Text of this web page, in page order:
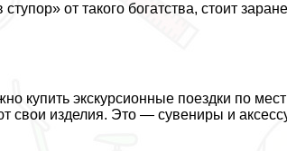
от такого богатства, стоит
купить экскурсионные поездки по
свои изделия. Это — сувениры и